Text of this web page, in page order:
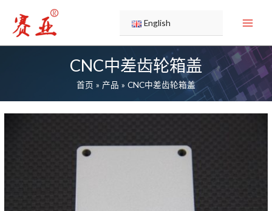
容
English
CNC中差齿轮箱盖
首页 产品 CNC中差齿轮箱盖